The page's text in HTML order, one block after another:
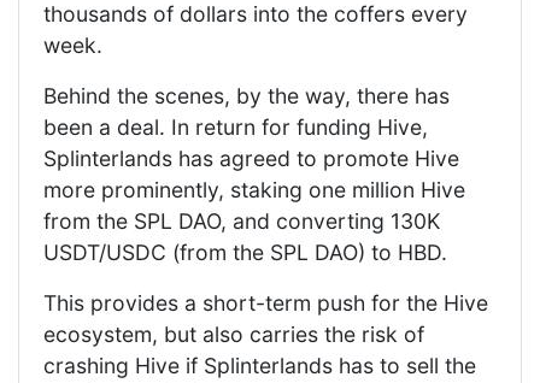
thousands of dollars into the coffers every
week.
Behind the scenes, by the way, there has
been a deal. In return for funding Hive,
Splinterlands has agreed to promote Hive
more prominently, staking one million Hive
from the SPL DAO, and converting 130K
USDT/USDC (from the SPL DAO) to HBD.
This provides a short-term push for the Hive
ecosystem, but also carries the risk of
crashing Hive if Splinterlands has to sell the